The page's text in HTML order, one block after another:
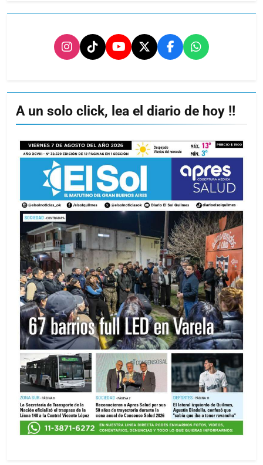
A un solo click, lea el diario de hoy !!